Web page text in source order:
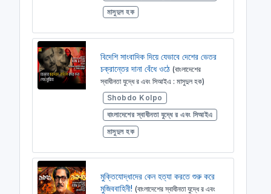
মাসুদুল হক
বিদেশি সাংবাদিক দিয়ে যেভাবে দেশের ভেতর
চক্রান্তের দানা বেঁধে ওঠে (বাংলাদেশের
স্বাধীনতা যুদ্ধে র এবং সিআইএ : মাসুদুল হক)
Shobdo Kolpo
বাংলাদেশের স্বাধীনতা যুদ্ধে র এবং সিআইএ
মাসুদুল হক
মুক্তিযোদ্ধাদের কেন হত্যা করতে শুরু করে
মুজিববাহিনী! (বাংলাদেশের স্বাধীনতা যুদ্ধে র এবং